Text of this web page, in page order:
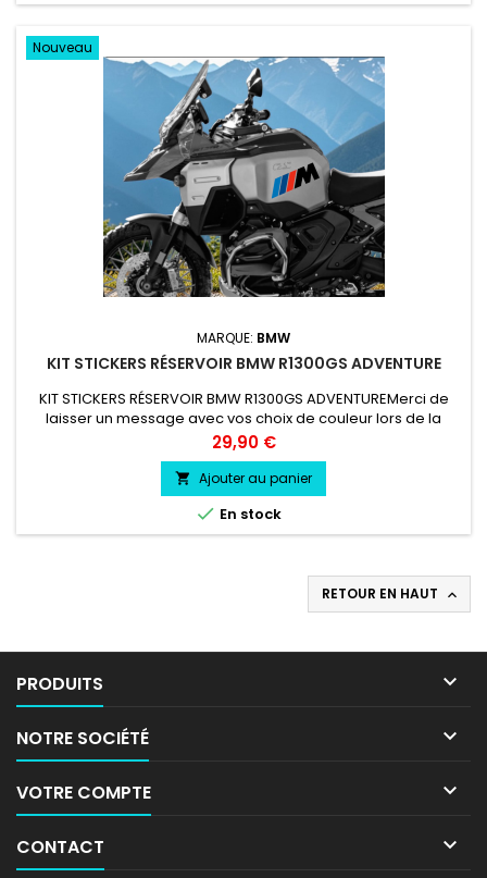
Nouveau
MARQUE: BMW
KIT STICKERS RÉSERVOIR BMW R1300GS ADVENTURE
KIT STICKERS RÉSERVOIR BMW R1300GS ADVENTUREMerci de
laisser un message avec vos choix de couleur lors de la
commande COULEUR AU CHOIX vinyle professionnel très
résistant résiste a l'eau, essence, chaleur, froid.
Prix
29,90 €
 Ajouter au panier
 En stock
RETOUR EN HAUT 
PRODUITS 
NOTRE SOCIÉTÉ 
VOTRE COMPTE 
CONTACT 